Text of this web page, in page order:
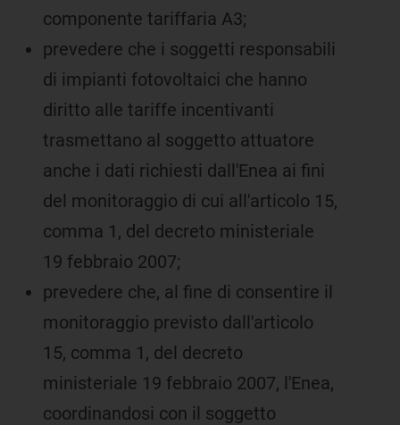
componente tariffaria A3;
prevedere che i soggetti responsabili
di impianti fotovoltaici che hanno
diritto alle tariffe incentivanti
trasmettano al soggetto attuatore
anche i dati richiesti dall'Enea ai fini
del monitoraggio di cui all'articolo 15,
comma 1, del decreto ministeriale
19 febbraio 2007;
prevedere che, al fine di consentire il
monitoraggio previsto dall'articolo
15, comma 1, del decreto
ministeriale 19 febbraio 2007, l'Enea,
coordinandosi con il soggetto